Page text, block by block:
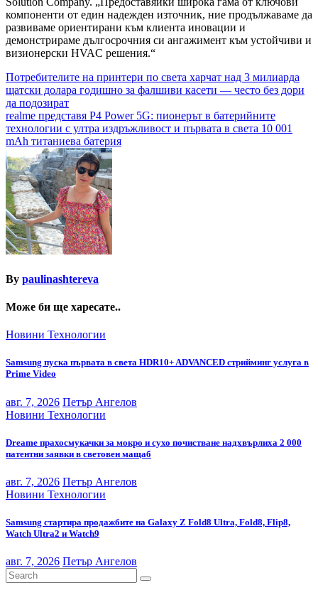
компоненти от един надежден източник, ние продължаваме да
развиваме ориентирани към клиента иновации и
демонстрираме дългосрочния си ангажимент към устойчиви и
визионерски HVAC решения.“
Навигация
Потребителите на принтери по света харчат над 3 милиарда
щатски долара годишно за фалшиви касети — често без дори
да подозират
realme представя P4 Power 5G: пионерът в батерийните
технологии с ултра издръжливост и първата в света 10 001
mAh титаниева батерия
By paulinashtereva
Може би ще харесате..
Новини Технологии
Samsung пуска първата в света HDR10+ ADVANCED стрийминг услуга в
Prime Video
авг. 7, 2026 Петър Ангелов
Новини Технологии
Dreame прахосмукачки за мокро и сухо почистване надхвърлиха 2 000
патентни заявки в световен мащаб
авг. 7, 2026 Петър Ангелов
Новини Технологии
Samsung стартира продажбите на Galaxy Z Fold8 Ultra, Fold8, Flip8,
Watch Ultra2 и Watch9
авг. 7, 2026 Петър Ангелов